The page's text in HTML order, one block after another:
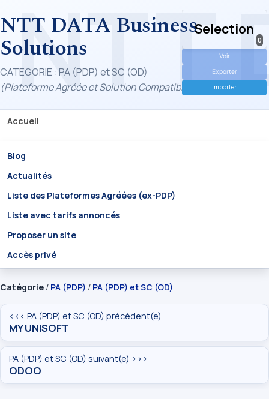
NTT DATA Business
Solutions
CATEGORIE : PA (PDP) et SC (OD)
(Plateforme Agréée et Solution Compatible)
Accueil
Blog
Actualités
Liste des Plateformes Agréées (ex-PDP)
Liste avec tarifs annoncés
Proposer un site
Accès privé
Selection
0
Voir
Exporter
Importer
Catégorie / PA (PDP) / PA (PDP) et SC (OD)
<<< PA (PDP) et SC (OD) précédent(e)
MY UNISOFT
PA (PDP) et SC (OD) suivant(e) >>>
ODOO